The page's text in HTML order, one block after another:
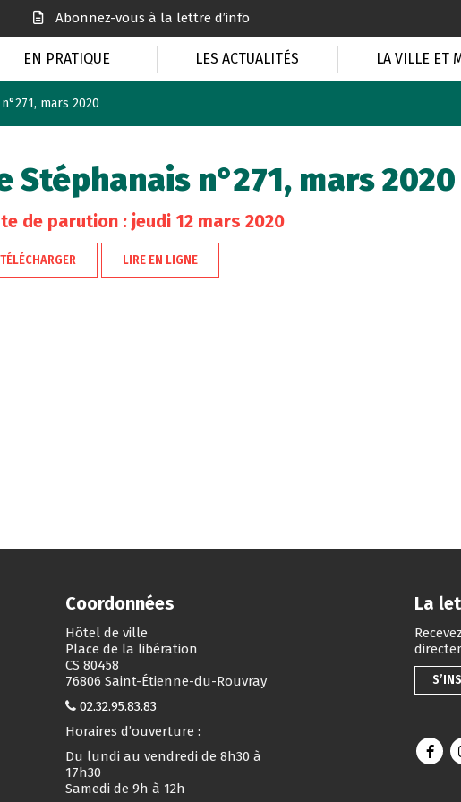
Abonnez-vous à la lettre d’info
EN PRATIQUE LES ACTUALITÉS LA VILLE ET
mars 2020
Stéphanais n°271, mars 2020
de parution : jeudi 12 mars 2020
TÉLÉCHARGER LIRE EN LIGNE
Coordonnées
Hôtel de ville
Place de la libération
CS 80458
76806 Saint-Étienne-du-Rouvray
02.32.95.83.83
Horaires d’ouverture :
Du lundi au vendredi de 8h30 à
17h30
Samedi de 9h à 12h
La
Lien